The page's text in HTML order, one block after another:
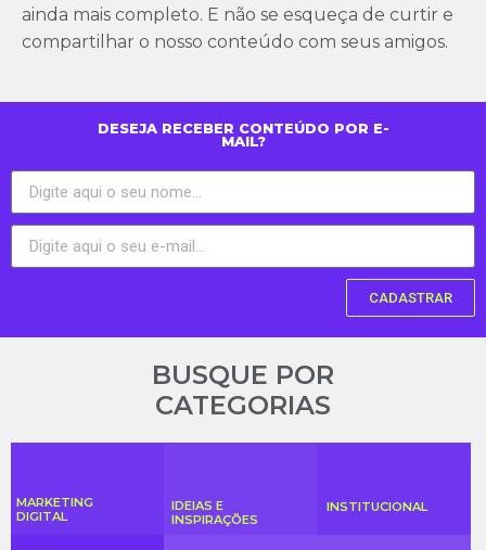
ainda mais completo. E não se esqueça de curtir e
compartilhar o nosso conteúdo com seus amigos.
DESEJA RECEBER CONTEÚDO POR E-
MAIL?
CADASTRAR
BUSQUE POR
CATEGORIAS
MARKETING
DIGITAL
IDEIAS E
INSPIRAÇÕES
INSTITUCIONAL